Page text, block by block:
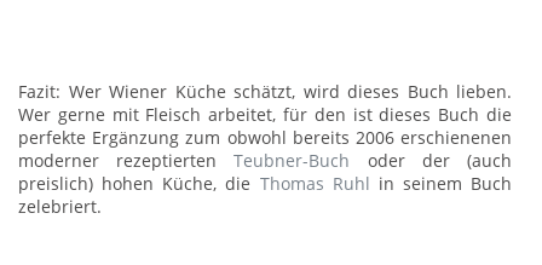
Fazit: Wer Wiener Küche schätzt, wird dieses Buch lieben.
Wer gerne mit Fleisch arbeitet, für den ist dieses Buch die
perfekte Ergänzung zum obwohl bereits 2006 erschienenen
moderner rezeptiertenTeubner-Buch oder der (auch
preislich) hohen Küche, die Thomas Ruhl in seinem Buch
zelebriert.